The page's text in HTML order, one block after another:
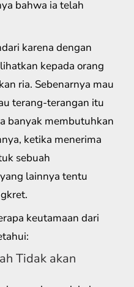
bahwa ia telah
karena dengan
kepada orang
ria. Sebenarnya mau
terang-terangan itu
banyak membutuhkan
ketika menerima
sebuah
lainnya tentu
keutamaan dari
Tidak akan